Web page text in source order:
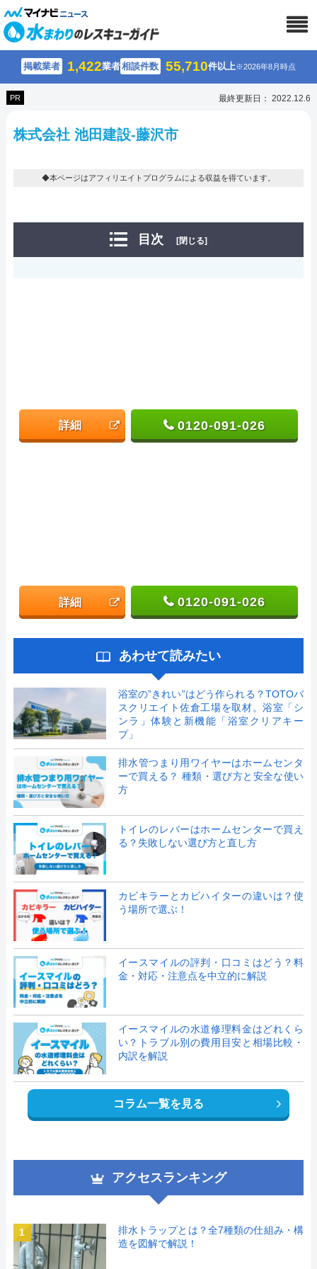
掲載業者 1,422業者相談件数 55,710件以上※2026年8月時点
PR 最終更新日： 2022.12.6
株式会社 池田建設-藤沢市
◆本ページはアフィリエイトプログラムによる収益を得ています。
目次 [閉じる]
詳細 0120-091-026
詳細 0120-091-026
あわせて読みたい
浴室の”きれい”はどう作られる？TOTOバ
スクリエイト佐倉工場を取材。浴室「シ
ンラ」体験と新機能「浴室クリアキー
プ」
排水管つまり用ワイヤーはホームセンタ
ーで買える？ 種類・選び方と安全な使い
方
トイレのレバーはホームセンターで買え
る？失敗しない選び方と直し方
カビキラーとカビハイターの違いは？使
う場所で選ぶ！
イースマイルの評判・口コミはどう？料
金・対応・注意点を中立的に解説
イースマイルの水道修理料金はどれくら
い？トラブル別の費用目安と相場比較・
内訳を解説
コラム一覧を見る
アクセスランキング
1
排水トラップとは？全7種類の仕組み・構
造を図解で解説！